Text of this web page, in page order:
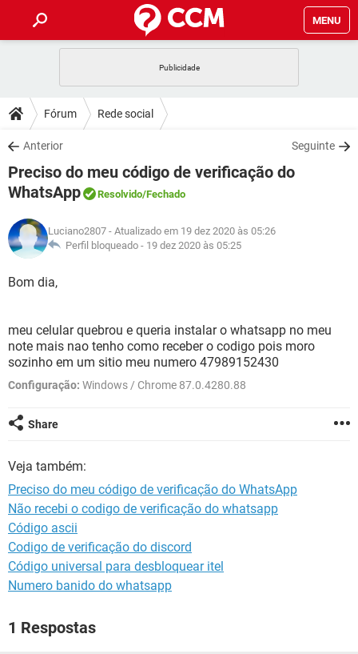
MENU
CELULAR
OUTLOOK
INSTAGRAM GMAIL
GUIA DE COMPRAS
DICAS
JOGOS
OUTLOOK
GUIA DE COMPRAS
DOWNLOADS
JOGOS WHATSAPP
CELULAR
OUTLOOK EXCEL
INSTAGRAM
GUIA DE COMPRAS
FÓRUM
CELULAR FACEBOOK
GUIA DE COMPRAS
GLOSSÁRIO
JOGOS
CELULAR
INSTAGRAM GMAIL
GUIA DE COMPRAS
Fórum Rede social
Anterior Seguinte
Preciso do meu código de verificação do
WhatsApp
Resolvido/Fechado
Luciano2807 - Atualizado em 19 dez 2020 às 05:26
Perfil bloqueado - 19 dez 2020 às 05:25
Bom dia,
meu celular quebrou e queria instalar o whatsapp no meu
note mais nao tenho como receber o codigo pois moro
sozinho em um sitio meu numero 47989152430
Configuração: Windows / Chrome 87.0.4280.88
Share
Veja também:
Preciso do meu código de verificação do WhatsApp
Não recebi o codigo de verificação do whatsapp
Código ascii
Codigo de verificação do discord
Código universal para desbloquear itel
Numero banido do whatsapp
1 Respostas